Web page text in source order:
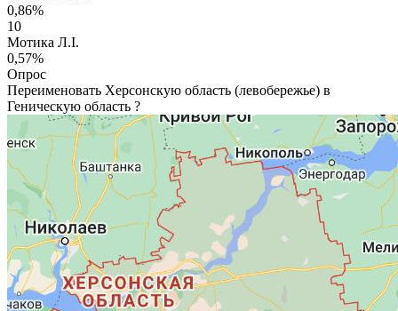
0,86%
10
Мотика Л.І.
0,57%
Опрос
Переименовать Херсонскую область (левобережье) в
Геническую область ?